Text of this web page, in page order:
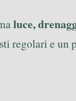
luce,
regolari e un